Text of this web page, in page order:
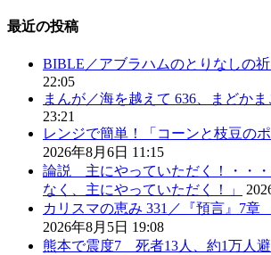
最近の投稿
BIBLE／アブラハムのとりなしの祈
22:05
まんが／海を越えて 636、まどかま
23:21
レンジで簡単！「コーンと枝豆の
2026年8月6日 11:15
論説 主にやっていただく！・・
なく、主にやっていただく！」
カリスマの恵み 331／『預言』7
2026年8月5日 19:08
熊本で震度7 死者13人、約1万人